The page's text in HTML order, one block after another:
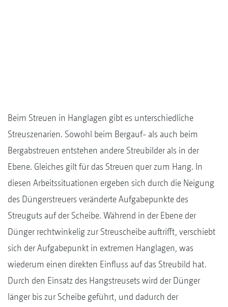
Beim Streuen in Hanglagen gibt es unterschiedliche
Streuszenarien. Sowohl beim Bergauf- als auch beim
Bergabstreuen entstehen andere Streubilder als in der
Ebene. Gleiches gilt für das Streuen quer zum Hang. In
diesen Arbeitssituationen ergeben sich durch die Neigung
des Düngerstreuers veränderte Aufgabepunkte des
Streuguts auf der Scheibe. Während in der Ebene der
Dünger rechtwinkelig zur Streuscheibe auftrifft, verschiebt
sich der Aufgabepunkt in extremen Hanglagen, was
wiederum einen direkten Einfluss auf das Streubild hat.
Durch den Einsatz des Hangstreusets wird der Dünger
länger bis zur Scheibe geführt, und dadurch der